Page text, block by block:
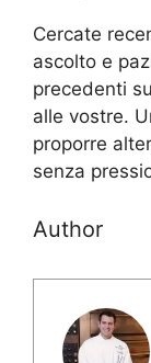
Cercate
ascolto e
precedenti
alle vostre.
proporre
senza
Author